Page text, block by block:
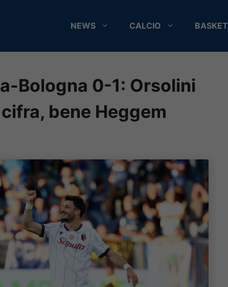
NEWS CALCIO BASKET
Bologna 0-1: Orsolini
bene Heggem